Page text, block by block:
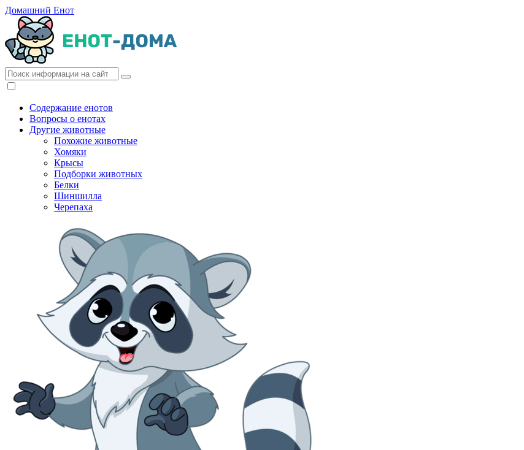
Домашний Енот
Содержание енотов
Вопросы о енотах
Другие животные
Похожие животные
Хомяки
Крысы
Подборки животных
Белки
Шиншилла
Черепаха